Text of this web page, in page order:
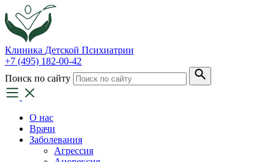
Клиника Детской Психиатрии
+7 (495) 182-00-42
Поиск по сайту
О нас
Врачи
Заболевания
Агрессия